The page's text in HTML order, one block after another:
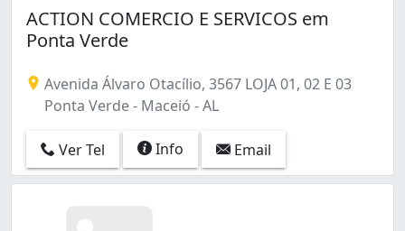
ACTION COMERCIO E SERVICOS em
Ponta Verde
Avenida Álvaro Otacílio, 3567 LOJA 01, 02 E 03
Ponta Verde - Maceió - AL
Ver Tel Info Email